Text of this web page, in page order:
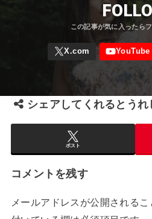
シェアしてくれるとうれ
ポスト
コメントを残す
メールアドレスが公開されるこ